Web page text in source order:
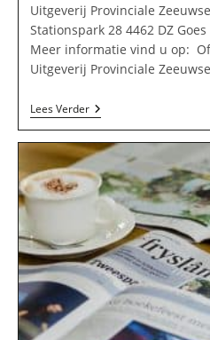
Uitgeverij Provinciale
Stationspark 28 4462 DZ
Meer informatie vind u op:
Uitgeverij Provinciale
Lees VerderUitgeverij
Provinciale
Courant
In
Goes